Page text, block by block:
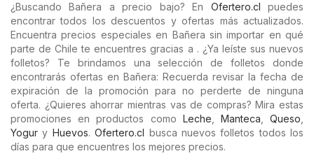
¿Buscando Bañera a precio bajo? En Ofertero.cl puedes
encontrar todos los descuentos y ofertas más actualizados.
Encuentra precios especiales en Bañera sin importar en qué
parte de Chile te encuentres gracias a . ¿Ya leíste sus nuevos
folletos? Te brindamos una selección de folletos donde
encontrarás ofertas en Bañera: Recuerda revisar la fecha de
expiración de la promoción para no perderte de ninguna
oferta. ¿Quieres ahorrar mientras vas de compras? Mira estas
promociones en productos como Leche Manteca ,Queso
Yogur y Huevos.Ofertero.cl busca nuevos folletos todos los
días para que encuentres los mejores precios.